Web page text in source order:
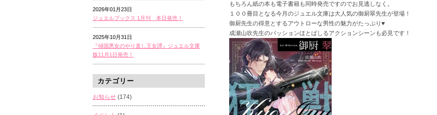
2026年01月23日
ジュエルブックス 1月刊 本日発売！
2025年10月31日
『傾国悪女のやり直し王女譚』ジュエル文庫
版11月1日発売！
カテゴリー
お知らせ (174)
もちろん紙の本も電子書籍も同時発売ですのでお見逃しなく。
１００冊目となる今月のジュエル文庫は大人気の御厨翠先生が登場！
御厨先生の得意とするアウトローな男性の魅力がたっぷり♥
成瀬山吹先生のパッションほとばしるアクションシーンも必見です！